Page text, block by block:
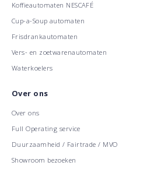
Koffieautomaten NESCAFÉ
Cup-a-Soup automaten
Frisdrankautomaten
Vers- en zoetwarenautomaten
Waterkoelers
Over ons
Over ons
Full Operating service
Duurzaamheid / Fairtrade / MVO
Showroom bezoeken